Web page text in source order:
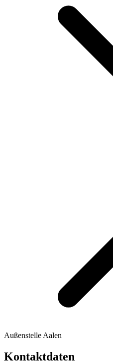
Außenstelle Aalen
Kontaktdaten